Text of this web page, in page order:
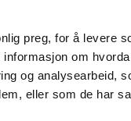
preg, for å levere
om
og analysearbeid,
eller som de har